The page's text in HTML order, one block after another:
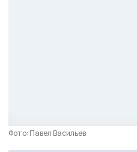
Фото: Павел Васильев